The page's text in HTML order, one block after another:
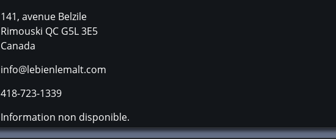
141, avenue Belzile
Rimouski QC G5L 3E5
Canada
info@lebienlemalt.com
418-723-1339
Information non disponible.